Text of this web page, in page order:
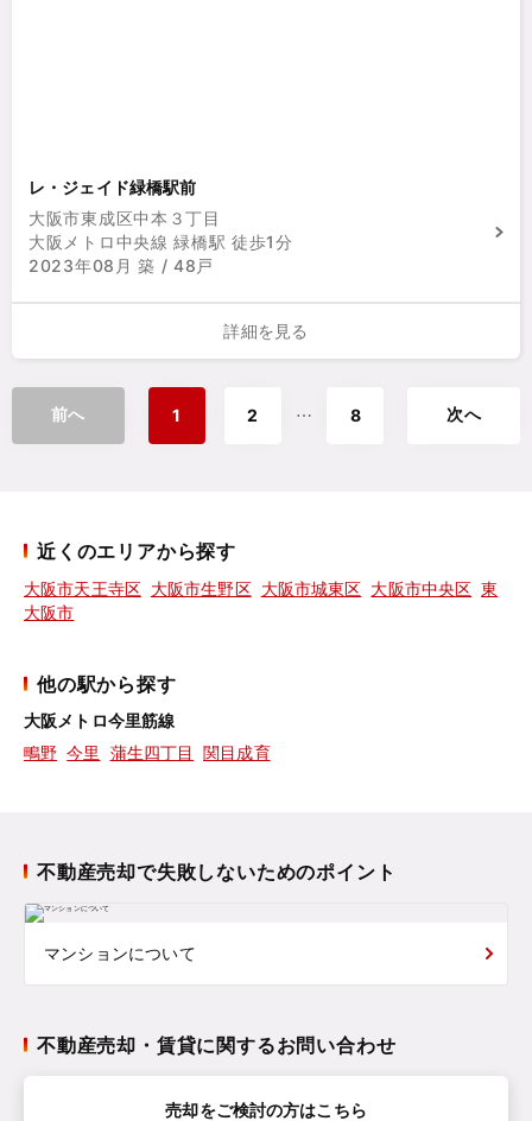
レ・ジェイド緑橋駅前
大阪市東成区中本３丁目
大阪メトロ中央線 緑橋駅 徒歩1分
2023年08月 築 / 48戸
詳細を見る
前へ 1 2 ⋯ 8 次へ
近くのエリアから探す
大阪市天王寺区 大阪市生野区 大阪市城東区 大阪市中央区 東
大阪市
他の駅から探す
大阪メトロ今里筋線
鴫野 今里 蒲生四丁目 関目成育
不動産売却で失敗しないためのポイント
マンションについて
不動産売却・賃貸に関するお問い合わせ
売却をご検討の方はこちら